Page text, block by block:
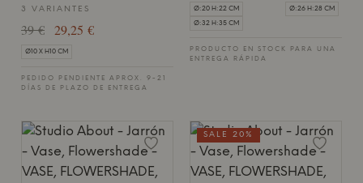
3 VARIANTES
39 € 29,25 €
Ø10 X H10 CM
PEDIDO PENDIENTE APROX. 9-21
DÍAS DE PLAZO DE ENTREGA
Ø:20 H:22 CM Ø:26 H:28 CM
Ø:32 H:35 CM
PRODUCTO EN STOCK PARA UNA
ENTREGA RÁPIDA
SALE 20%